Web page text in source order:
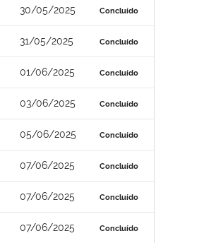
30/05/2025 Concluído
31/05/2025 Concluído
01/06/2025 Concluído
03/06/2025 Concluído
05/06/2025 Concluído
07/06/2025 Concluído
07/06/2025 Concluído
07/06/2025 Concluído